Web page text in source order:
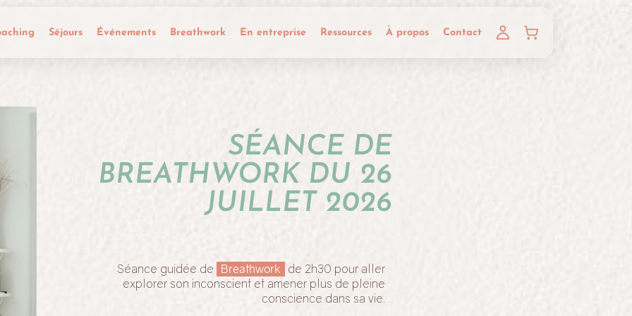
Séjours Événements Breathwork En entreprise Ressources À propos Contact
SÉANCE DE
BREATHWORK DU 26
JUILLET 2026
Séance guidée de Breathwork de 2h30 pour aller
explorer son inconscient et amener plus de pleine
conscience dans sa vie.